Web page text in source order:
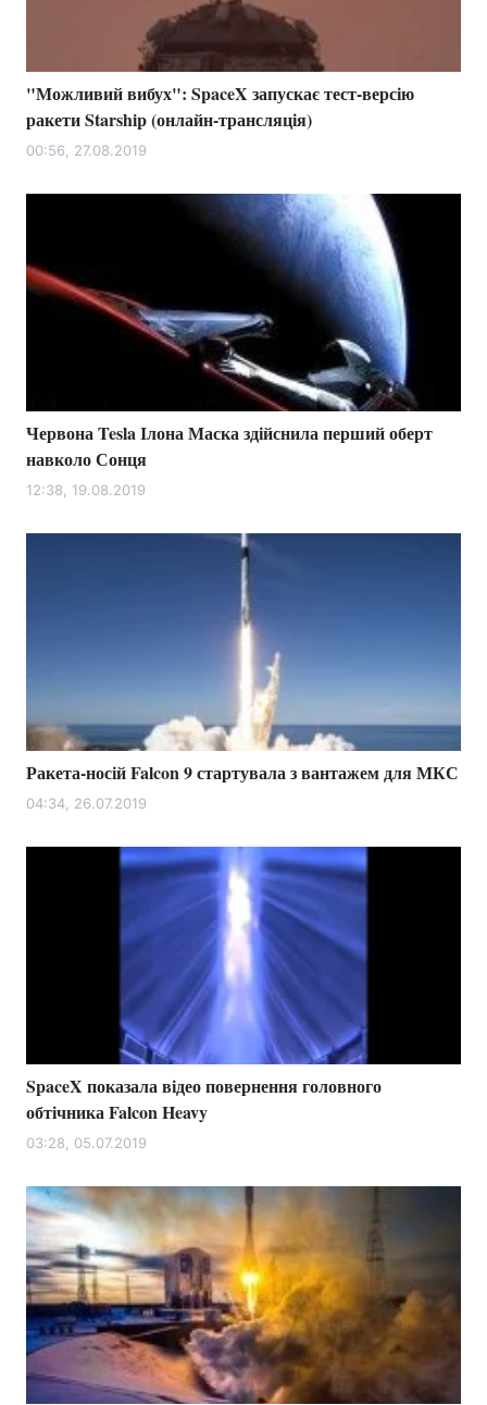
Головна Війна
Україна
Економіка Світ
Лайт
Інциденти
Здоров'я Туризм
Цікавинки Погода
Відео з Youtube Статті
Вакансії
Контакти
Тема оформлення
"Можливий вибух": SpaceX запускає тест-версію
ракети Starship (онлайн-трансляція)
00:56, 27.08.2019
Червона Tesla Ілона Маска здійснила перший оберт
навколо Сонця
12:38, 19.08.2019
Ракета-носій Falcon 9 стартувала з вантажем для МКС
04:34, 26.07.2019
SpaceX показала відео повернення головного
обтічника Falcon Heavy
03:28, 05.07.2019